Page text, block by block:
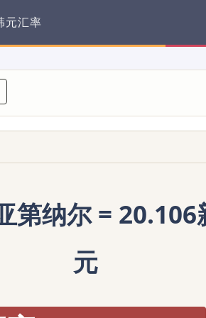
元汇率
第纳尔 = 20.106
元